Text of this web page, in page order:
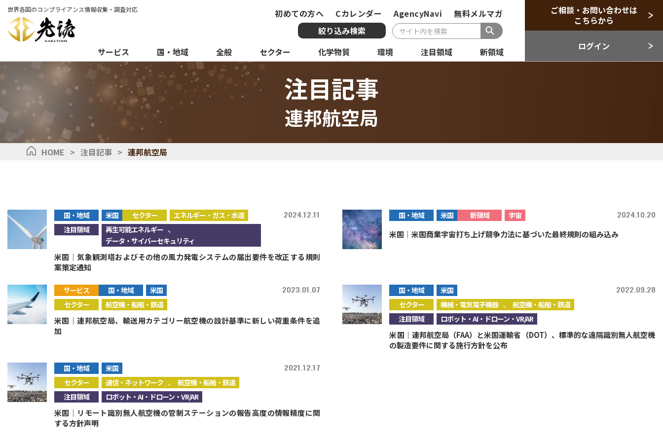
世界各国のコンプライアンス情報収集・調査対応 初めての方へ Cカレンダー AgencyNavi
無料メルマガ
絞り込み検索
サービス
国・地域 全般 セクター 化学物質 環境 注目領域 新領域
ご相談・お問い合わせは
こちらから
ログイン
複合条件検索
サービス 国・地域
注目記事
連邦航空局
HOME > 注目記事 > 連邦航空局
国・地域 米国 セクター
エネルギー・ガス・水道
注目領域
再生可能エネルギー 、
データ・サイバーセキュリティ
2024.12.11
米国｜気象観測塔およびその他の風力発電システムの届出要件を改正する規則
案策定通知
国・地域 米国 新領域 宇宙 2024.10.20
米国｜米国商業宇宙打ち上げ競争力法に基づいた最終規則の組み込み
サービス 国・地域
米国
セクター
航空機・船舶・鉄道
2023.01.07
米国｜連邦航空局、輸送用カテゴリー航空機の設計基準に新しい荷重条件を追
加
国・地域
米国
セクター
機械・電気電子機器 、航空機・船舶・鉄道
注目領域
ロボット・AI・ドローン・VR/AR
2022.09.28
米国｜連邦航空局（FAA）と米国運輸省（DOT）、標準的な遠隔識別無人航空機
の製造要件に関する施行方針を公布
国・地域
米国
セクター
通信・ネットワーク 、 航空機・船舶・鉄道
注目領域
ロボット・AI・ドローン・VR/AR
2021.12.17
米国｜リモート識別無人航空機の管制ステーションの報告高度の情報精度に関
する方針声明